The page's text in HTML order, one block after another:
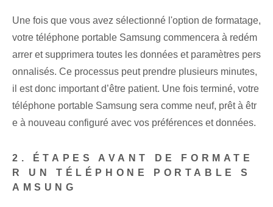
Une fois que vous avez sélectionné l'option de formatage,
votre téléphone portable Samsung commencera à redém
arrer et supprimera toutes les données et paramètres pers
onnalisés. Ce processus peut prendre plusieurs minutes,
il est donc important d’être patient. Une fois terminé, votre
téléphone portable Samsung sera comme neuf, prêt à êtr
e à nouveau configuré avec vos préférences et données.
2. ÉTAPES AVANT DE FORMATE
R UN TÉLÉPHONE PORTABLE S
AMSUNG